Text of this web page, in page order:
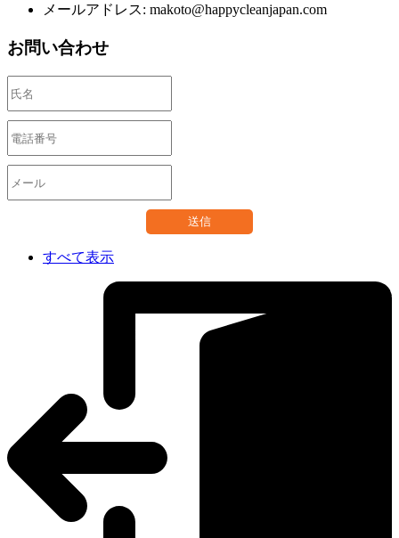
メールアドレス: makoto@happycleanjapan.com
お問い合わせ
送信
すべて表示